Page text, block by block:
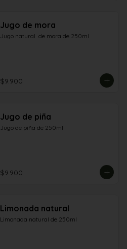
Jugo de mora
Jugo natural  de mora de 250ml
$9.900
Jugo de piña
Jugo de piña de 250ml
$9.900
Limonada natural
Limonada natural de 250ml